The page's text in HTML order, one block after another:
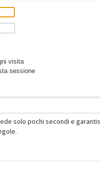
visita
sessione
solo pochi secondi e